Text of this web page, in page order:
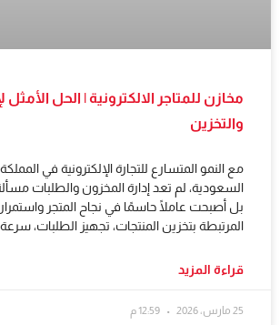
مخازن للمتاجر الالكترونية | الحل الأمثل
والتخزين
مع النمو المتسارع للتجارة الإلكترونية في المملكة
السعودية، لم تعد إدارة المخزون والطلبات مسألة
بل أصبحت عاملًا حاسمًا في نجاح المتجر
المرتبطة بتخزين المنتجات، تجهيز الطلبات، سرعة
قراءة المزيد
12:59 م